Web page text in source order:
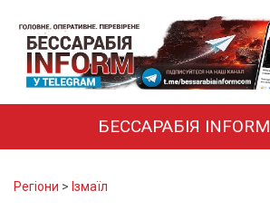
БЕССАРАБІЯ INFORM
Регіони > Ізмаїл